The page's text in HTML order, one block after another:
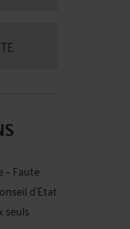
– Faute
d'Etat
seuls